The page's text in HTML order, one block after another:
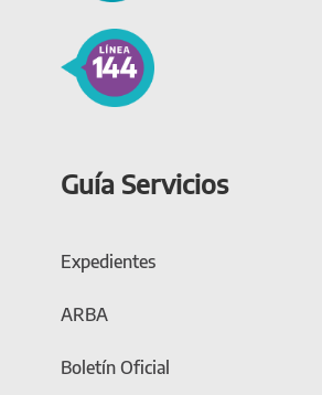
Guía Servicios
Expedientes
ARBA
Boletín Oficial